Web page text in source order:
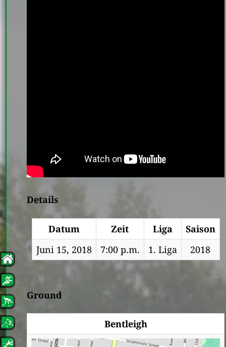
Details
Datum Zeit Liga
Saison
Juni 15, 2018
7:00 p.m. 1. Liga 2018
Ground
Bentleigh